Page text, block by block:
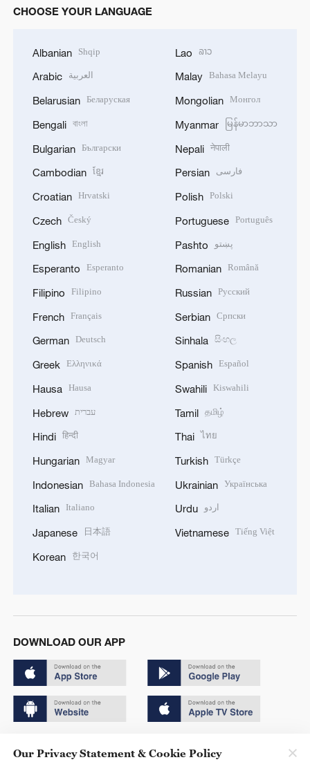
CHOOSE YOUR LANGUAGE
Albanian Shqip
Arabic العربية
Belarusian Беларуская
Bengali বাংলা
Bulgarian Български
Cambodian ខ្មែរ
Croatian Hrvatski
Czech Český
English English
Esperanto Esperanto
Filipino Filipino
French Français
German Deutsch
Greek Ελληνικά
Hausa Hausa
Hebrew עברית
Hindi हिन्दी
Hungarian Magyar
Indonesian Bahasa Indonesia
Italian Italiano
Japanese 日本語
Korean 한국어
Lao ລາວ
Malay Bahasa Melayu
Mongolian Монгол
Myanmar မြန်မာဘာသာ
Nepali नेपाली
Persian فارسی
Polish Polski
Portuguese Português
Pashto پښتو
Romanian Română
Russian Русский
Serbian Српски
Sinhala සිංහල
Spanish Español
Swahili Kiswahili
Tamil தமிழ்
Thai ไทย
Turkish Türkçe
Ukrainian Українська
Urdu اردو
Vietnamese Tiếng Việt
DOWNLOAD OUR APP
Our Privacy Statement & Cookie Policy